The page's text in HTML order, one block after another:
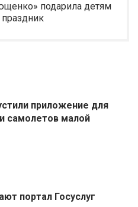
подарила детям
приложение для
самолетов малой
портал Госуслуг